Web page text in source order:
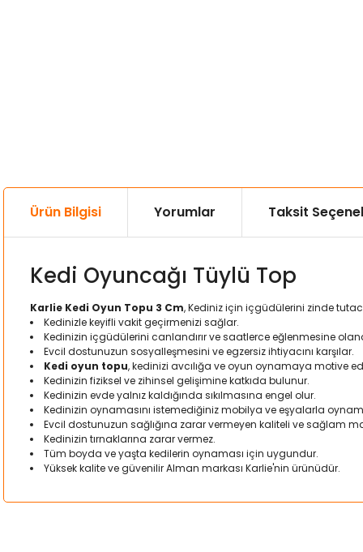
Ürün Bilgisi Yorumlar Taksit
Kedi Oyuncağı Tüylü Top
Karlie Kedi Oyun Topu 3 Cm, Kediniz için içgüdülerini zinde
Kedinizle keyifli vakit geçirmenizi sağlar.
Kedinizin içgüdülerini canlandırır ve saatlerce eğlenmesine
Evcil dostunuzun sosyalleşmesini ve egzersiz ihtiyacını karşılar.
Kedi oyun topu, kedinizi avcılığa ve oyun oynamaya motive
Kedinizin fiziksel ve zihinsel gelişimine katkıda bulunur.
Kedinizin evde yalnız kaldığında sıkılmasına engel olur.
Kedinizin oynamasını istemediğiniz mobilya ve eşyalarla
Evcil dostunuzun sağlığına zarar vermeyen kaliteli ve sağlam
Kedinizin tırnaklarına zarar vermez.
Tüm boyda ve yaşta kedilerin oynaması için uygundur.
Yüksek kalite ve güvenilir Alman markası Karlie'nin ürünüdür.